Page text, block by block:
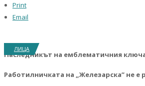
Print
Email
ЛИЦА
Наследникът на емблематичния
Работилничката на „Железарска” не